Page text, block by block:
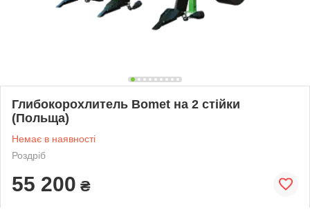
Глибокорохлитель Bomet на 2 стійки
(Польща)
Немає в наявності
Роздріб
55 200 ₴